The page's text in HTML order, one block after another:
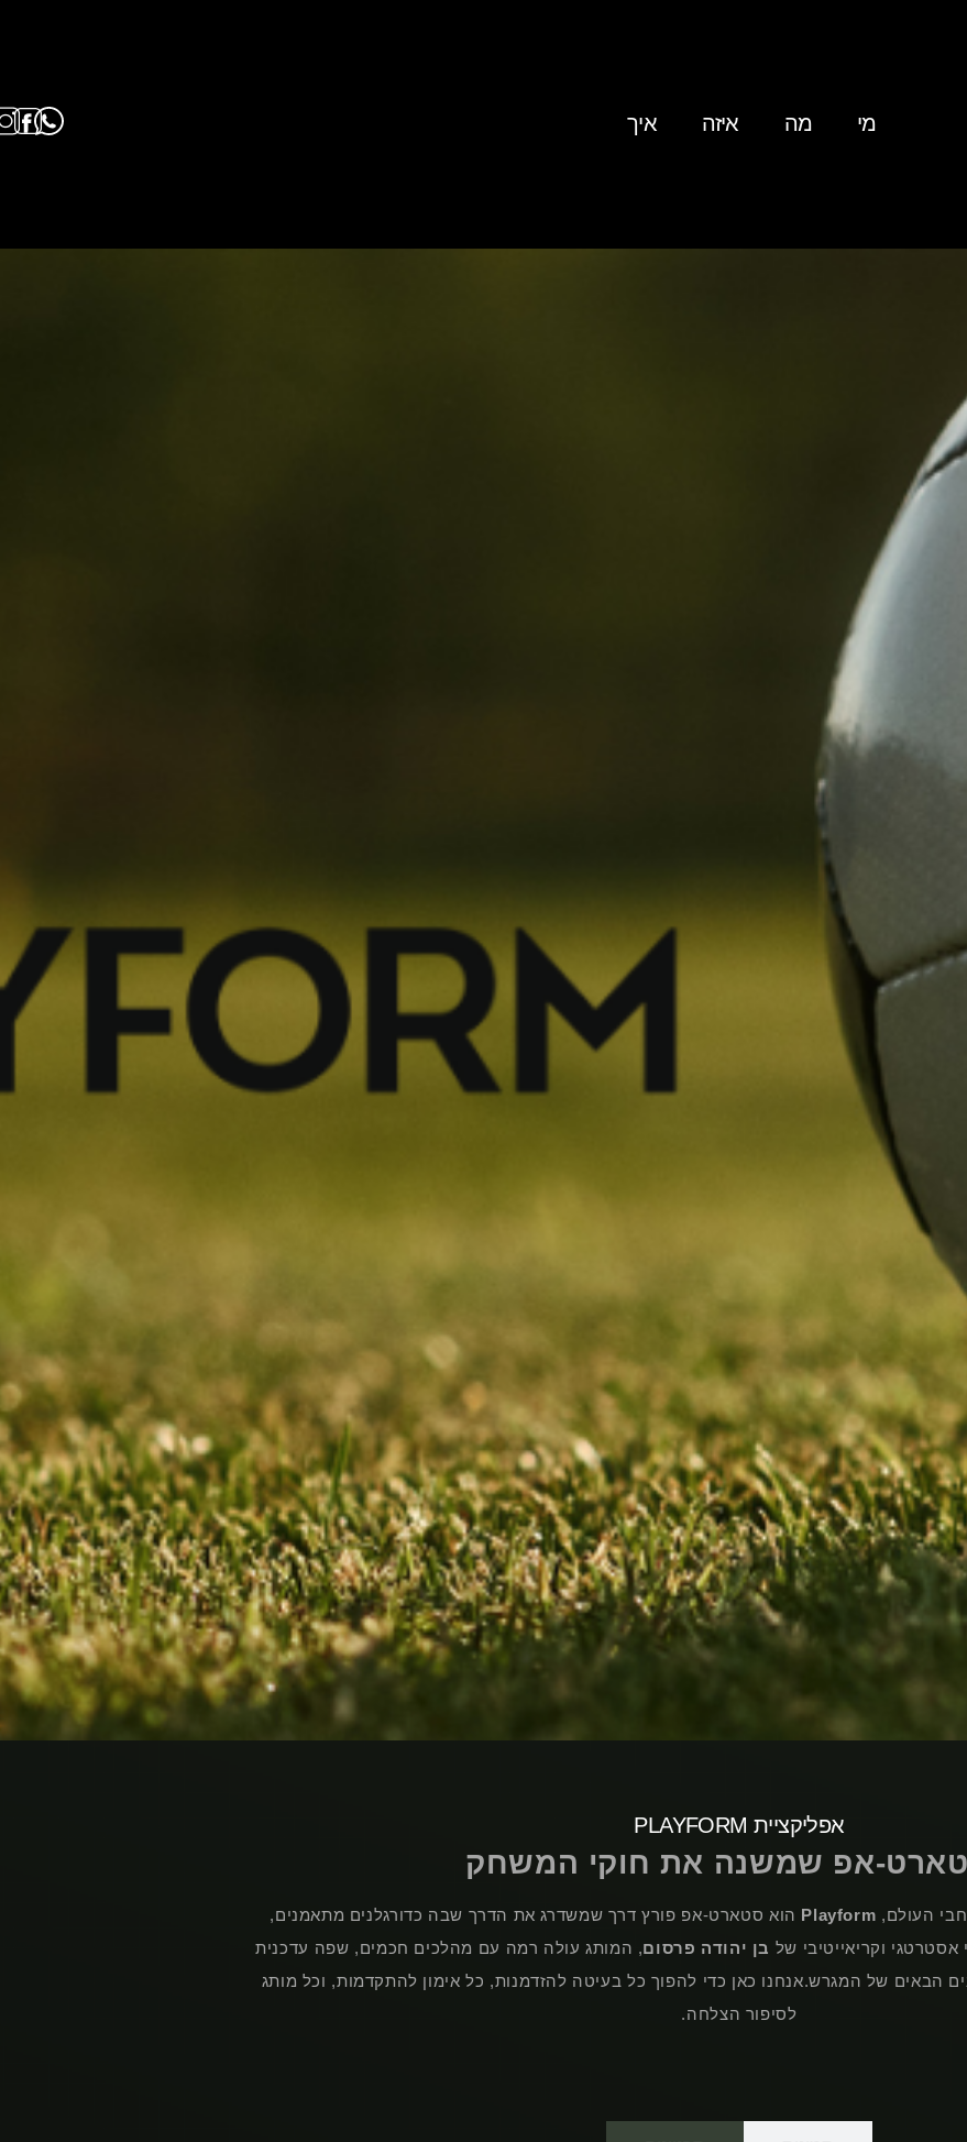
מי מה איזה איך
אפליקציית PLAYFORM
אפ שמשנה את חוקי המשחק
Playform הוא סטארט-אפ פורץ דרך שמשדרג את הדרך שבה כדורגלנים מתאמנים,
וקריאייטיבי של בן יהודה פרסום, המותג עולה רמה עם מהלכים חכמים, שפה עדכנית
הבאים של המגרש.אנחנו כאן כדי להפוך כל בעיטה להזדמנות, כל אימון להתקדמות, וכל מותג
לסיפור הצלחה.